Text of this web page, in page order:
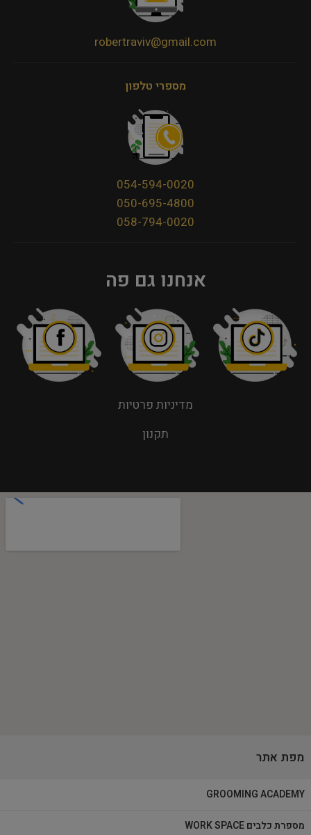
robertraviv@gmail.com
מספרי טלפון
054-594-0020
050-695-4800
058-794-0020
אנחנו גם פה
מדיניות פרטיות
תקנון
מפת אתר
GROOMING ACADEMY
מספרת כלבים WORK SPACE